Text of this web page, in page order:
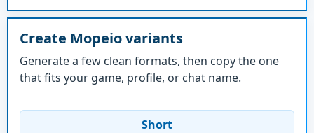
Create Mopeio variants
Generate a few clean formats, then copy the one
that fits your game, profile, or chat name.
Short